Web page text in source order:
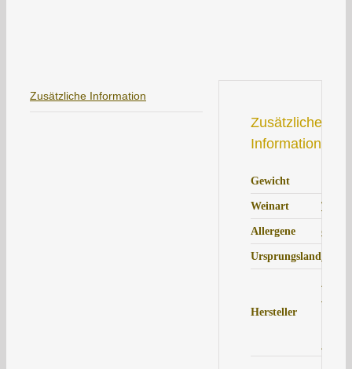
Zusätzliche Information
Zusätzliche
Information
Gewicht
Weinart
Allergene
Ursprungsland
Hersteller